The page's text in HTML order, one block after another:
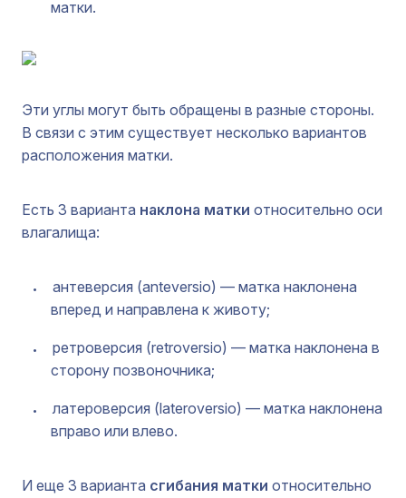
матки.
Эти углы могут быть обращены в разные стороны.
В связи с этим существует несколько вариантов
расположения матки.
Есть 3 варианта наклона матки относительно оси
влагалища:
антеверсия (anteversio) — матка наклонена
вперед и направлена к животу;
ретроверсия (retroversio) — матка наклонена в
сторону позвоночника;
латероверсия (lateroversio) — матка наклонена
вправо или влево.
И еще 3 варианта сгибания матки относительно